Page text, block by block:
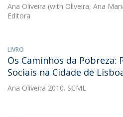
Ana Oliveira (with Oliveira, Ana
Editora
LIVRO
Os Caminhos da Pobreza:
Sociais na Cidade de
Ana Oliveira 2010. SCML